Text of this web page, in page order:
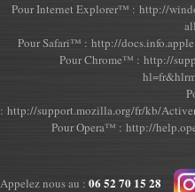
Appelez nous au : 06 52 70 15 28
Pour Internet Explorer™ : http://
Pour Safari™ : http://
Pour Chrome™ : http://
: http://support.mozilla.org/fr/kb/
Pour Opera™ : http://